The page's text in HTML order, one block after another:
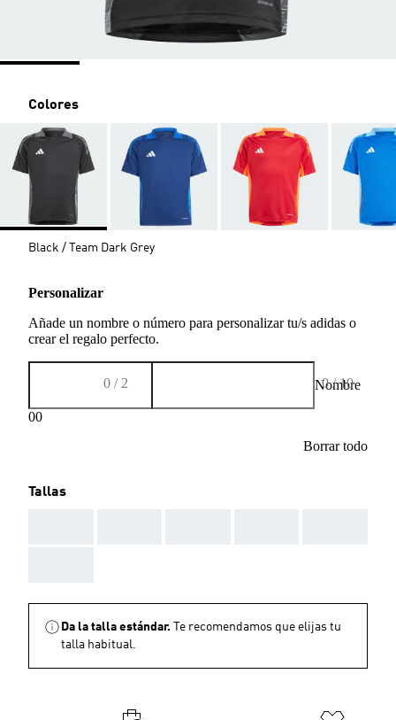
Colores
Black / Team Dark Grey
Personalizar
Añade un nombre o número para personalizar tu/s adidas o
crear el regalo perfecto.
00
0 / 2 Nombre
0 / 10
Borrar todo
Tallas
Da la talla estándar.
Te recomendamos que elijas tu
talla habitual.